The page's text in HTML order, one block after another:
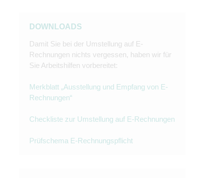
DOWNLOADS
Damit Sie bei der Umstellung auf E-
Rechnungen nichts vergessen, haben wir für
Sie Arbeitshilfen vorbereitet:
Merkblatt „Ausstellung und Empfang von E-
Rechnungen“
Checkliste zur Umstellung auf E-Rechnungen
Prüfschema E-Rechnungspflicht